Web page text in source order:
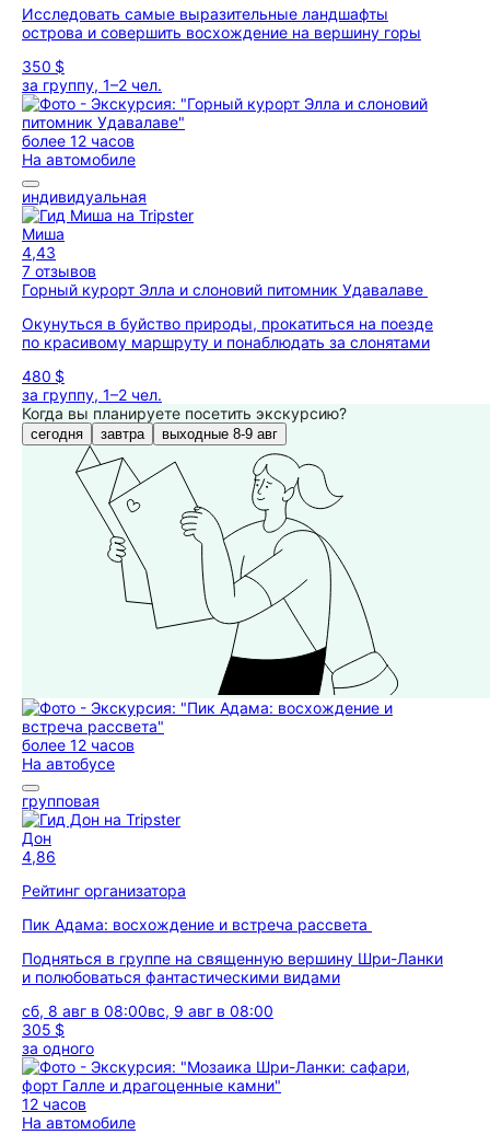
Исследовать самые выразительные ландшафты
острова и совершить восхождение на вершину горы
350 $
за группу, 1–2 чел.
более 12 часов
На автомобиле
индивидуальная
Миша
4,43
7 отзывов
Горный курорт Элла и слоновий питомник Удавалаве
Окунуться в буйство природы, прокатиться на поезде
по красивому маршруту и понаблюдать за слонятами
480 $
за группу, 1–2 чел.
Когда вы планируете посетить экскурсию?
сегодня завтра выходные 8-9 авг
более 12 часов
На автобусе
групповая
Дон
4,86
Рейтинг организатора
Пик Адама: восхождение и встреча рассвета
Подняться в группе на священную вершину Шри-Ланки
и полюбоваться фантастическими видами
сб, 8 авг в 08:00вс, 9 авг в 08:00
305 $
за одного
12 часов
На автомобиле